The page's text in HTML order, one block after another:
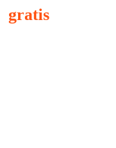
gratis